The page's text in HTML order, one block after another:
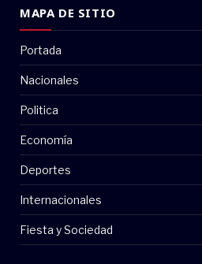
MAPA DE SITIO
Portada
Nacionales
Politica
Economía
Deportes
Internacionales
Fiesta y Sociedad